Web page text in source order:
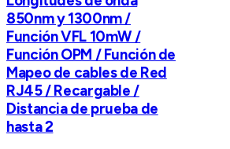
850nm y 1300nm /
Función VFL 10mW /
Función OPM / Función de
Mapeo de cables de Red
RJ45 / Recargable /
Distancia de prueba de
hasta 2